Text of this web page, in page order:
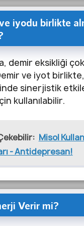
iyodu birlikte
demir eksikliği
ve iyot
sinerjistik
kullanılabilir.
Misol
- Antidepresan!
Verir mi?